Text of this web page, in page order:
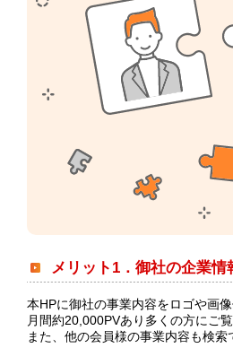
メリット1．御社の企業
本HPに御社の事業内容をロゴや画
月間約20,000PVあり多くの方にご
また、他の会員様の事業内容も検